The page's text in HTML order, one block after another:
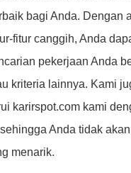
bagi Anda. Dengan
fitur canggih, Anda
pekerjaan Anda
kriteria lainnya. Kami
karirspot.com kami
Anda tidak
menarik.